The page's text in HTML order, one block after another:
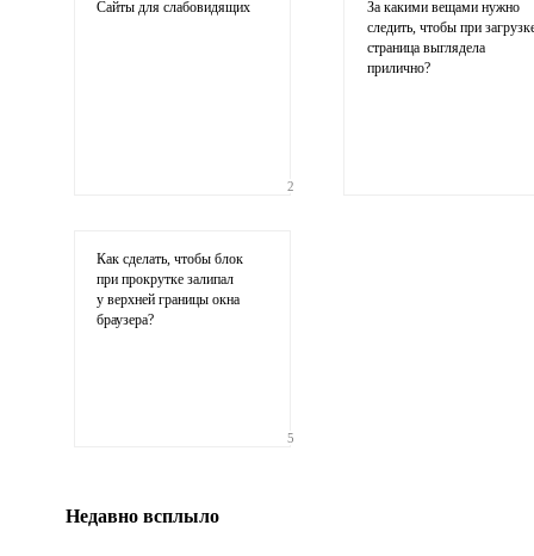
гиф или джипег шириной не более 700 пикселей
Сайты для слабовидящих
2
За какими вещами нужно
следить, чтобы при
страница выглядела
прилично?
Как сделать, чтобы блок
при прокрутке залипал
у верхней границы окна
браузера?
5
Недавно всплыло